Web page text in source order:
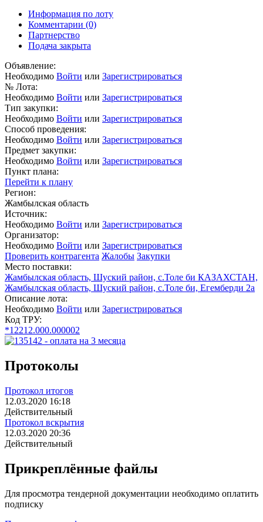
Информация по лоту
Комментарии (0)
Партнерство
Подача закрыта
Объявление:
Необходимо Войти или Зарегистрироваться
№ Лота:
Необходимо Войти или Зарегистрироваться
Тип закупки:
Необходимо Войти или Зарегистрироваться
Способ проведения:
Необходимо Войти или Зарегистрироваться
Предмет закупки:
Необходимо Войти или Зарегистрироваться
Пункт плана:
Перейти к плану
Регион:
Жамбылская область
Источник:
Необходимо Войти или Зарегистрироваться
Организатор:
Необходимо Войти или Зарегистрироваться
Проверить контрагента Жалобы Закупки
Место поставки:
Жамбылская область, Шуский район, с.Толе би КАЗАХСТАН,
Жамбылская область, Шуский район, с.Толе би, Егемберди 2а
Описание лота:
Необходимо Войти или Зарегистрироваться
Код ТРУ:
*12212.000.000002
Протоколы
Протокол итогов
12.03.2020 16:18
Действительный
Протокол вскрытия
12.03.2020 20:36
Действительный
Прикреплённые файлы
Для просмотра тендерной документации необходимо оплатить
подписку